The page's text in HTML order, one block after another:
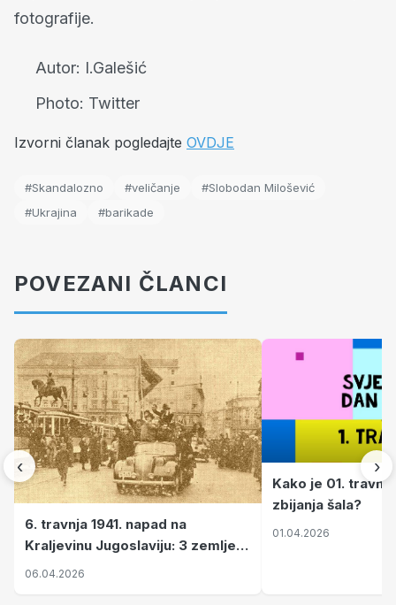
fotografije.
Autor: I.Galešić
Photo: Twitter
Izvorni članak pogledajte OVDJE
#Skandalozno #veličanje
#Slobodan Milošević
#Ukrajina
#barikade
POVEZANI ČLANCI
‹
6. travnja 1941. napad na
Kraljevinu Jugoslaviju: 3 zemlje
nastale njenim raspadom
06.04.2026
Kako je 01.
zbijanja šala?
01.04.2026
›